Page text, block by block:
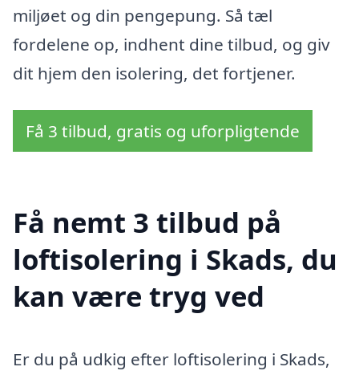
miljøet og din pengepung. Så tæl
fordelene op, indhent dine tilbud, og giv
dit hjem den isolering, det fortjener.
Få 3 tilbud, gratis og uforpligtende
Få nemt 3 tilbud på
loftisolering i Skads, du
kan være tryg ved
Er du på udkig efter loftisolering i Skads,